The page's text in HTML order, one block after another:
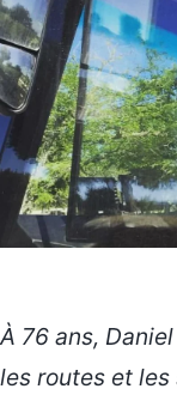
À 76 ans,
les routes et les